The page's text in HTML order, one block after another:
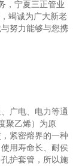
，宁夏三正管业
竭诚为广大新老
努力能够与您携
广电、电力等通
聚乙烯）为原
紧密熔界的一种
用寿命长、耐侯
护套管，所以施